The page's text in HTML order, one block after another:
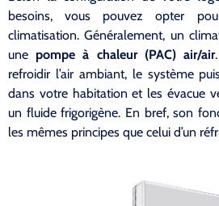
besoins, vous pouvez opter
climatisation. Généralement, un
une pompe à chaleur (PAC) air/air
refroidir l’air ambiant, le système
dans votre habitation et les évacue
un fluide frigorigène. En bref, son
les mêmes principes que celui d’un